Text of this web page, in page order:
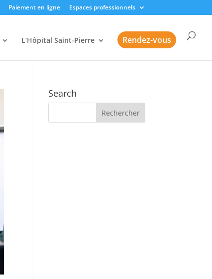
Paiement en ligne Espaces professionnels
L’Hôpital Saint-Pierre Rendez-vous
Search